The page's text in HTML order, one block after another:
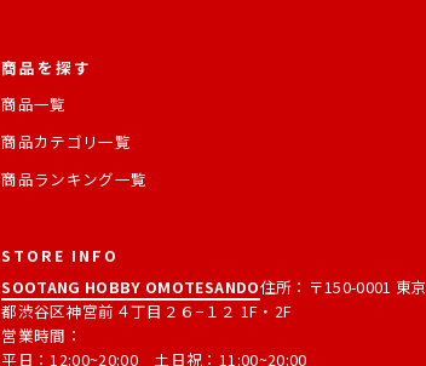
商品を探す
商品一覧
商品カテゴリ一覧
商品ランキング一覧
STORE INFO
SOOTANG HOBBY OMOTESANDO住所：〒150-0001 東京
都渋谷区神宮前４丁目２６−１２ 1F・2F
営業時間：
平日：12:00~20:00 土日祝：11:00~20:00